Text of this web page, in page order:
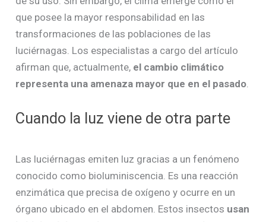
que posee la mayor responsabilidad en las
transformaciones de las poblaciones de las
luciérnagas. Los especialistas a cargo del artículo
afirman que, actualmente, el cambio climático
representa una amenaza mayor que en el pasado.
Cuando la luz viene de otra parte
Las luciérnagas emiten luz gracias a un fenómeno
conocido como bioluminiscencia. Es una reacción
enzimática que precisa de oxígeno y ocurre en un
órgano ubicado en el abdomen. Estos insectos usan